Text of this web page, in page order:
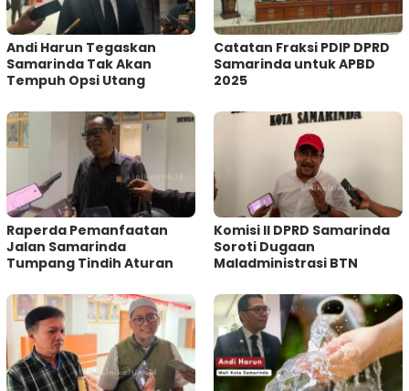
Andi Harun Tegaskan
Samarinda Tak Akan
Tempuh Opsi Utang
Catatan Fraksi PDIP DPRD
Samarinda untuk APBD
2025
Raperda Pemanfaatan
Jalan Samarinda
Tumpang Tindih Aturan
Komisi II DPRD Samarinda
Soroti Dugaan
Maladministrasi BTN